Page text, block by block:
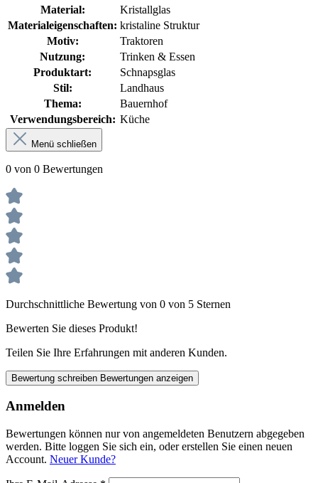
Material:
Kristallglas
Materialeigenschaften: kristaline Struktur
Motiv:
Traktoren
Nutzung:
Trinken & Essen
Produktart:
Schnapsglas
Stil:
Landhaus
Thema:
Bauernhof
Verwendungsbereich: Küche
Menü schließen
0 von 0 Bewertungen
Durchschnittliche Bewertung von 0 von 5 Sternen
Bewerten Sie dieses Produkt!
Teilen Sie Ihre Erfahrungen mit anderen Kunden.
Bewertung schreiben Bewertungen anzeigen
Anmelden
Bewertungen können nur von angemeldeten Benutzern abgegeben
werden. Bitte loggen Sie sich ein, oder erstellen Sie einen neuen
Account. Neuer Kunde?